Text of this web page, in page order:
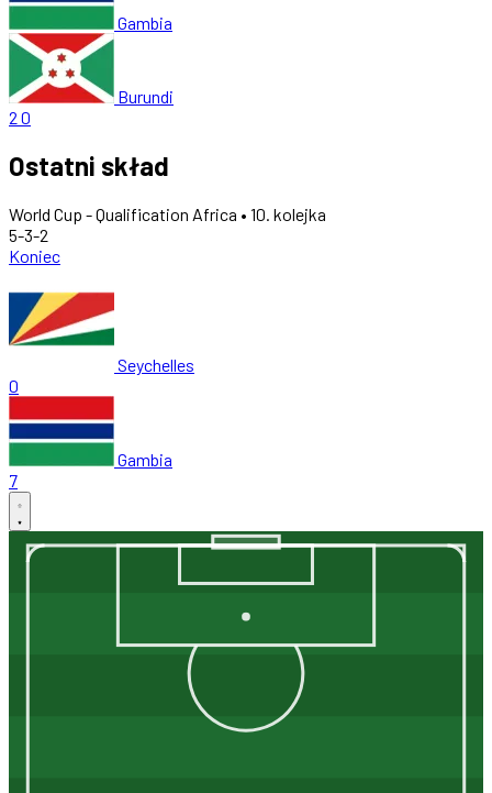
Gambia
Burundi
2 0
Ostatni skład
World Cup - Qualification Africa • 10. kolejka
5-3-2
Koniec
Seychelles
0
Gambia
7